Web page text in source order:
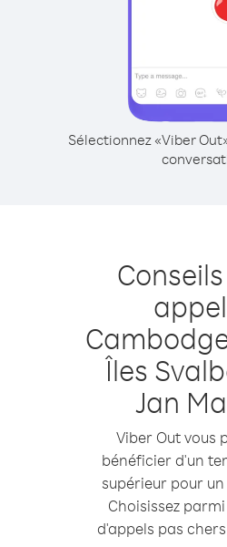
Sélectionnez «Viber
Îles
Jan
Viber Out vous
bénéficier d'un
supérieur pour
Choisissez
d'appels pas